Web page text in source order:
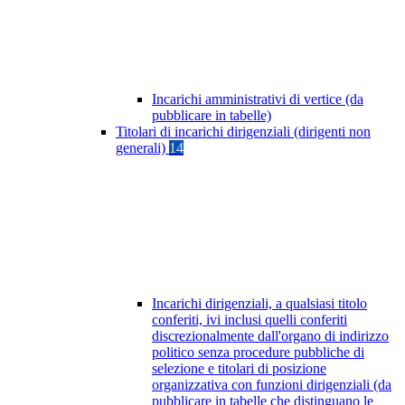
Incarichi amministrativi di vertice (da
pubblicare in tabelle)
Titolari di incarichi dirigenziali (dirigenti non
generali) 14
Incarichi dirigenziali, a qualsiasi titolo
conferiti, ivi inclusi quelli conferiti
discrezionalmente dall'organo di indirizzo
politico senza procedure pubbliche di
selezione e titolari di posizione
organizzativa con funzioni dirigenziali (da
pubblicare in tabelle che distinguano le